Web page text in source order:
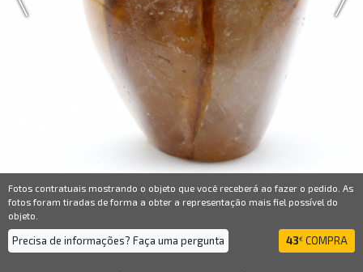
Fotos contratuais mostrando o objeto que você receberá ao fazer o pedido. As
fotos foram tiradas de forma a obter a representação mais fiel possível do
objeto.
Precisa de informações? Faça uma pergunta 43€ COMPRA